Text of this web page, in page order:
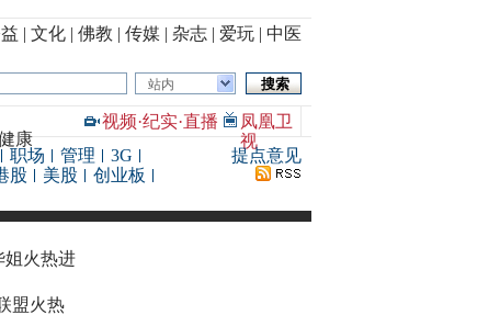
| 文化 | 佛教 | 传媒 | 杂志 | 爱玩 | 中医
站内
康
视频·纪实·直播
凤凰卫
视
职场 管理
3G
股 美股
创业板
提点意见
姐火热进
盟火热